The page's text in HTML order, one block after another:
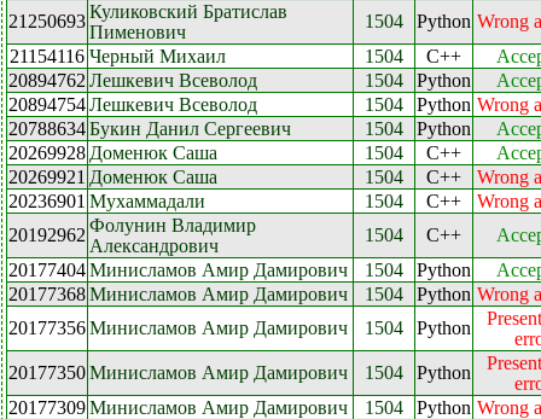
21250693Куликовский Братислав
Пименович
1504 Python Wrong
21154116 Черный Михаил 1504 C++
20894762 Лешкевич Всеволод 1504 Python
20894754Лешкевич Всеволод 1504 Python Wrong
20788634Букин Данил Сергеевич 1504 Python
20269928 Доменюк Саша 1504 C++
20269921 Доменюк Саша 1504 C++
Wrong
20236901 Мухаммадали 1504 C++
Wrong
20192962 Фолунин Владимир
Александрович
1504 C++
20177404Минисламов Амир Дамирович 1504 Python
20177368Минисламов Амир Дамирович 1504 Python Wrong
20177356Минисламов Амир Дамирович 1504 Python
20177350Минисламов Амир Дамирович 1504 Python
20177309Минисламов Амир Дамирович 1504 Python Wrong